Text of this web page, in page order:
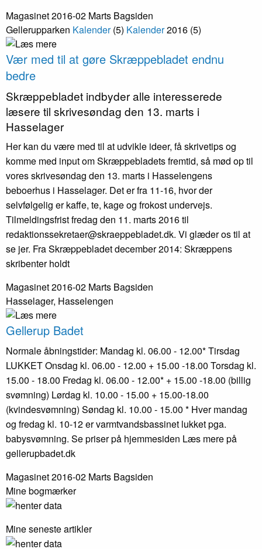
Magasinet 2016-02 Marts Bagsiden
Gellerupparken Kalender (5) Kalender2016 (5)
Vær med til at gøre Skræppe­bladet endnu
bedre
Skræppe­bladet indbyder alle interesserede
læsere til skrivesøndag den 13. marts i
Hasselager
Her kan du være med til at udvikle ideer, få skrivetips og
komme med input om Skræppebladets fremtid, så mød op til
vores skrivesøndag den 13. marts i Hasselengens
beboerhus i Hasselager. Det er fra 11-16, hvor der
selvfølgelig er kaffe, te, kage og frokost undervejs.
Tilmeldingsfrist fredag den 11. marts 2016 til
redaktionssekretaer@skraeppebladet.dk. Vi glæder os til at
se jer. Fra Skræppebladet december 2014: Skræppens
skribenter holdt
Magasinet 2016-02 Marts Bagsiden
Hasselager, Hasselengen
Gellerup Badet
Normale åbningstider: Mandag kl. 06.00 - 12.00* Tirsdag
LUKKET Onsdag kl. 06.00 - 12.00 + 15.00 -18.00 Torsdag kl.
15.00 - 18.00 Fredag kl. 06.00 - 12.00* + 15.00 -18.00 (billig
svømning) Lørdag kl. 10.00 - 15.00 + 15.00-18.00
(kvindesvømning) Søndag kl. 10.00 - 15.00 * Hver mandag
og fredag kl. 10-12 er varmtvandsbassinet lukket pga.
babysvømning. Se priser på hjemmesiden Læs mere på
gellerupbadet.dk
Magasinet 2016-02 Marts Bagsiden
Mine bogmærker
Mine seneste artikler